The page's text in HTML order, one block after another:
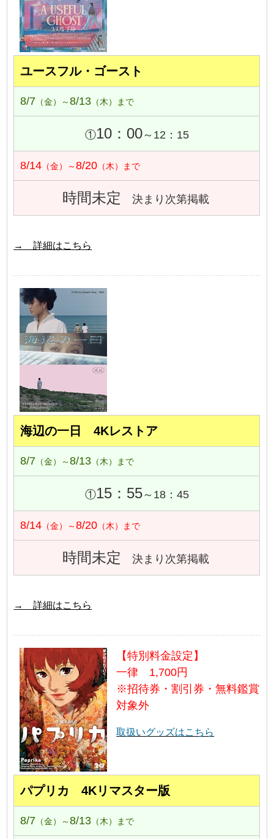
ユースフル・ゴースト
8/7 （金）～8/13 （木）まで
①10：00～12：15
8/14 （金）～8/20 （木）まで
時間未定 決まり次第掲載
→ 詳細はこちら
海辺の一日 4Kレストア
8/7 （金）～8/13 （木）まで
①15：55～18：45
8/14 （金）～8/20 （木）まで
時間未定 決まり次第掲載
→ 詳細はこちら
【特別料金設定】
一律 1,700円
※招待券・割引券・無料鑑賞
対象外
取扱いグッズはこちら
パプリカ 4Kリマスター版
8/7 （金）～8/13 （木）まで